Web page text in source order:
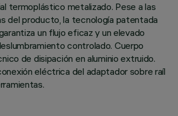
termoplástico metalizado. Pese a las
del producto, la tecnología patentada
un flujo eficaz y un elevado
controlado. Cuerpo
de disipación en aluminio extruido.
eléctrica del adaptador sobre raíl